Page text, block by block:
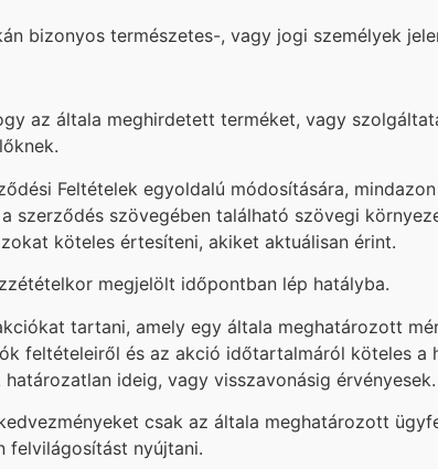
bizonyos természetes-, vagy jogi személyek
az általa meghirdetett terméket, vagy
Feltételek egyoldalú módosítására,
szerződés szövegében található szövegi
köteles értesíteni, akiket aktuálisan érint.
megjelölt időpontban lép hatályba.
tartani, amely egy általa meghatározott
feltételeiről és az akció időtartalmáról köteles
ideig, vagy visszavonásig érvényesek.
csak az általa meghatározott
felvilágosítást nyújtani.